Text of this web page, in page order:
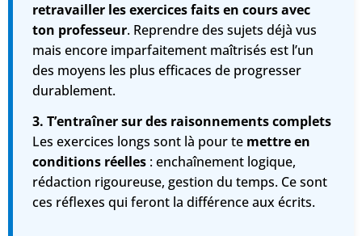
retravailler les exercices faits en cours avec
ton professeur. Reprendre des sujets déjà vus
mais encore imparfaitement maîtrisés est l’un
des moyens les plus efficaces de progresser
durablement.
3. T’entraîner sur des raisonnements complets
Les exercices longs sont là pour te mettre en
conditions réelles : enchaînement logique,
rédaction rigoureuse, gestion du temps. Ce sont
ces réflexes qui feront la différence aux écrits.